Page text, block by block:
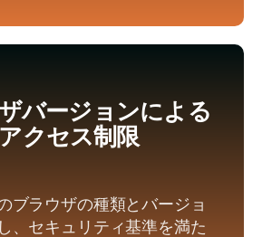
バージョンによる
アクセス制限
ブラウザの種類とバージョ
、セキュリティ基準を満た